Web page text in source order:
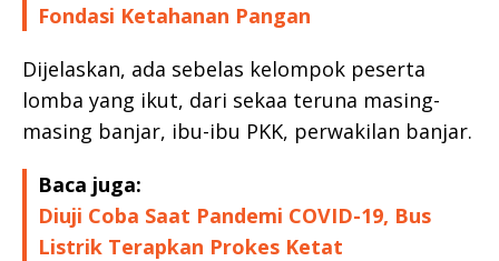
Fondasi Ketahanan Pangan
Dijelaskan, ada sebelas kelompok peserta
lomba yang ikut, dari sekaa teruna masing-
masing banjar, ibu-ibu PKK, perwakilan banjar.
Baca juga:
Diuji Coba Saat Pandemi COVID-19, Bus
Listrik Terapkan Prokes Ketat